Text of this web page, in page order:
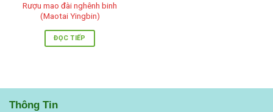
Rượu mao đài nghênh binh
(Maotai Yingbin)
ĐỌC TIẾP
Thông Tin